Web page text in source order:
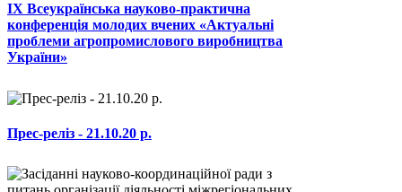
ІХ Всеукраїнська науково-практична
конференція молодих вчених «Актуальні
проблеми агропромислового виробництва
України»
Прес-реліз - 21.10.20 р.